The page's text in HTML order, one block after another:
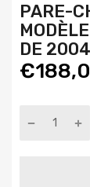
PARE-
DE